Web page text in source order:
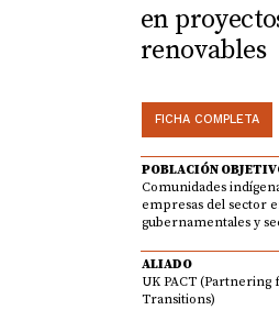
en
renovables
FICHA COMPLETA
POBLACIÓN
Comunidades
empresas del sector
gubernamentales y
ALIADO
UK PACT
Transitions)